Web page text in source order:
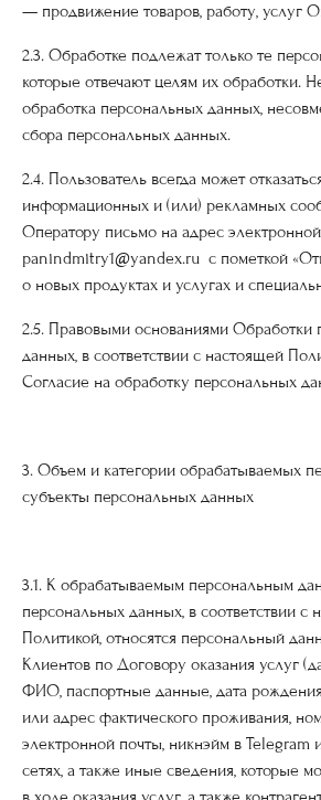
— продвижение товаров, работу, услуг
2.3. Обработке подлежат только те
которые отвечают целям их обработки.
обработка персональных данных,
сбора персональных данных.
2.4. Пользователь всегда может
информационных и (или) рекламных
Оператору письмо на адрес
panindmitry1@yandex.ru с пометкой
о новых продуктах и услугах и
2.5. Правовыми основаниями Обработки
данных, в соответствии с настоящей
Согласие на обработку персональных
3. Объем и категории обрабатываемых
субъекты персональных данных
3.1. К обрабатываемым персональным
персональных данных, в соответствии с
Политикой, относятся персональный
Клиентов по Договору оказания услуг
ФИО, паспортные данные, дата
или адрес фактического проживания,
электронной почты, никнэйм в Telegram
сетях, а также иные сведения, которые